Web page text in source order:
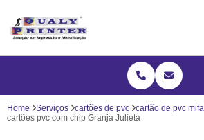
Home Serviços cartões de pvc
cartão de pvc
cartões pvc com chip Granja Julieta